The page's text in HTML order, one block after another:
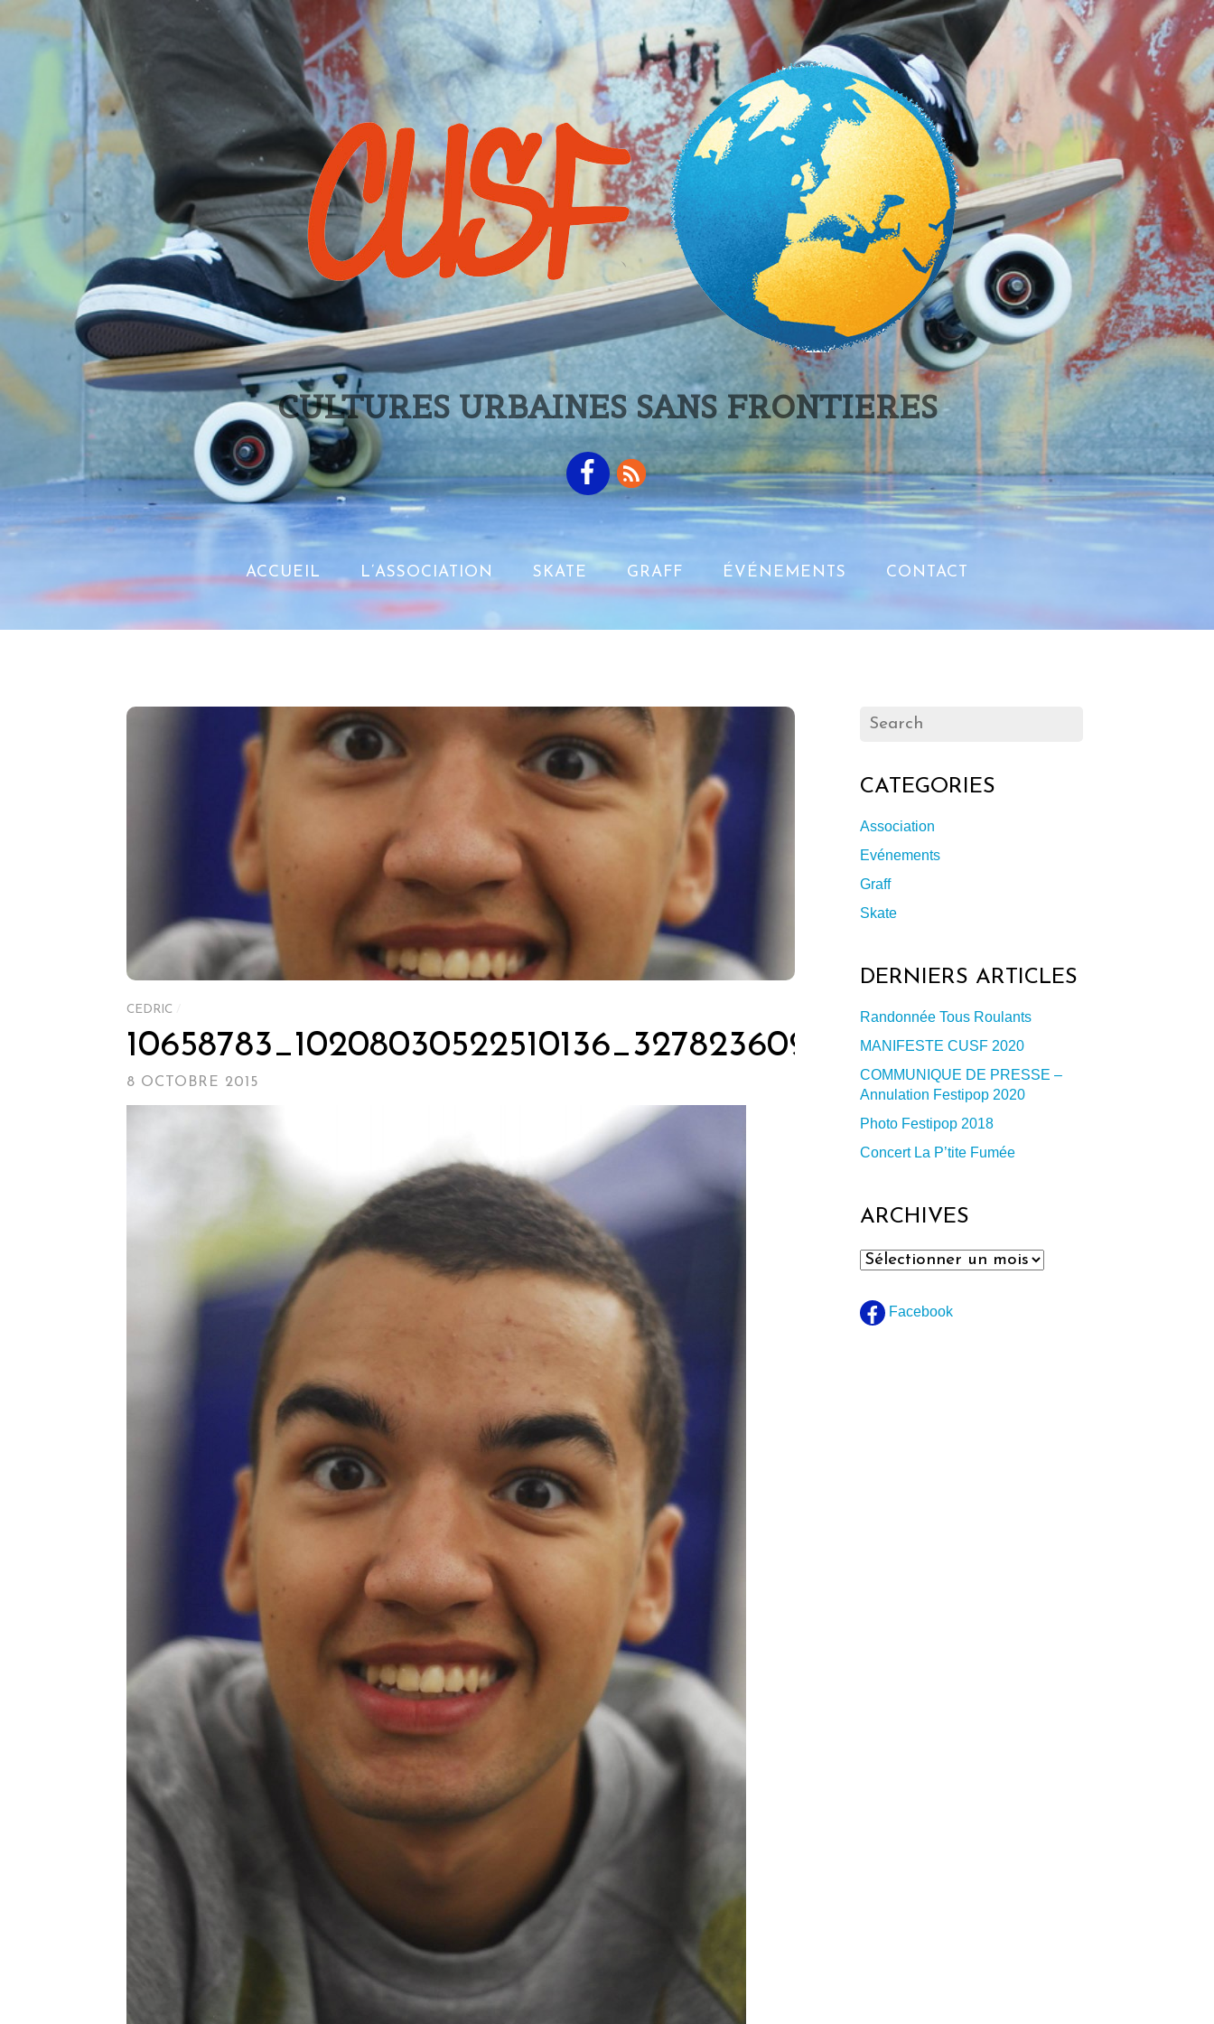
CULTURES URBAINES SANS FRONTIERES
ACCUEIL L’ASSOCIATION SKATE GRAFF ÉVÉNEMENTS CONTACT
CEDRIC
10658783_10208030522510136_3278236094339770063_o
8 OCTOBRE 2015
CATEGORIES
Association
Evénements
Graff
Skate
DERNIERS ARTICLES
Randonnée Tous Roulants
MANIFESTE CUSF 2020
COMMUNIQUE DE PRESSE –
Annulation Festipop 2020
Photo Festipop 2018
Concert La P’tite Fumée
ARCHIVES
Archives
Facebook